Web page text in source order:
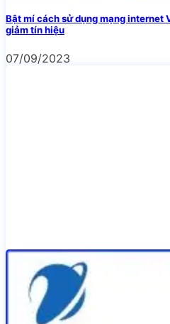
Bật mí cách sử dụng mạng internet
giảm tín hiệu
07/09/2023